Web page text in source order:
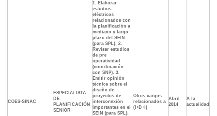
COES-SINAC
ESPECIALISTA
DE
PLANIFICACIÓN
SENIOR
1. Elaborar
estudios
eléctricos
relacionados con
la planificación a
mediano y largo
plazo del SEIN
(para SPL). 2.
Revisar estudios
de pre
operatividad
(coordinación
con SNP). 3.
Emitir opinión
técnica sobre el
diseño de
proyectos de
interconexión
importantes en el
SEIN (para SPL).
Otros cargos
relacionados a
(I+D+i)
Abril
2014
A la
actualidad